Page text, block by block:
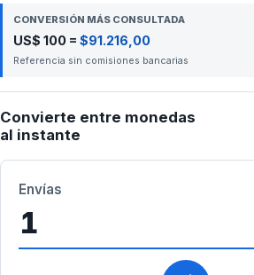
CONVERSIÓN MÁS CONSULTADA
US$ 100 = $91.216,00
Referencia sin comisiones bancarias
Convierte entre monedas
al instante
Envías